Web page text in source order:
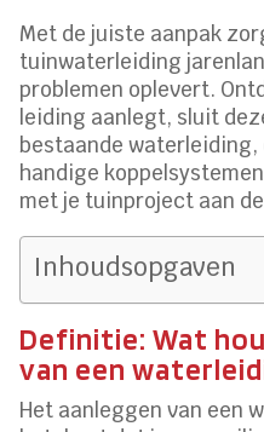
Met de juiste aanpak
tuinwaterleiding
problemen oplevert.
leiding aanlegt, sluit
bestaande waterleiding,
handige
met je tuinproject aan
Inhoudsopgaven
Definitie: Wat
van een
Het aanleggen van een